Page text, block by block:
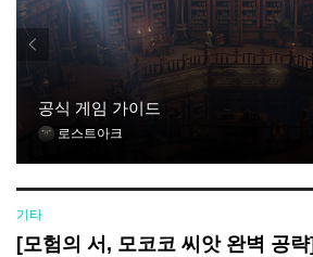
공식 게임 가이드
로스트아크
기타
[모험의 서, 모코코 씨앗 완벽 공